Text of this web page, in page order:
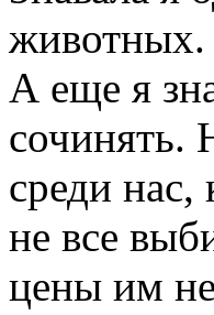
животных.
А еще я
сочинять.
среди
не все
цены им